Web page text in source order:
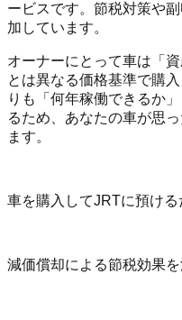
ービスです。節税対策や
加しています。
オーナーにとって車は「
とは異なる価格基準で購
りも「何年稼働できるか
るため、あなたの車が思
ます。
車を購入してJRTに預け
減価償却による節税効果